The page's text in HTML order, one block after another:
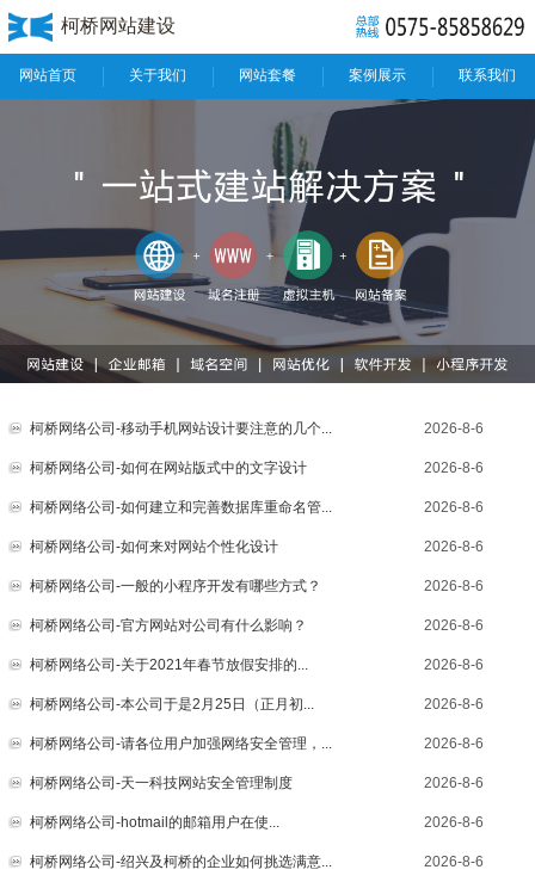
柯桥网站建设
网站首页 关于我们 网站套餐 案例展示 联系我们
柯桥网络公司-移动手机网站设计要注意的几个... 2026-8-6
柯桥网络公司-如何在网站版式中的文字设计 2026-8-6
柯桥网络公司-如何建立和完善数据库重命名管... 2026-8-6
柯桥网络公司-如何来对网站个性化设计 2026-8-6
柯桥网络公司-一般的小程序开发有哪些方式？ 2026-8-6
柯桥网络公司-官方网站对公司有什么影响？ 2026-8-6
柯桥网络公司-关于2021年春节放假安排的... 2026-8-6
柯桥网络公司-本公司于是2月25日（正月初... 2026-8-6
柯桥网络公司-请各位用户加强网络安全管理，... 2026-8-6
柯桥网络公司-天一科技网站安全管理制度 2026-8-6
柯桥网络公司-hotmail的邮箱用户在使... 2026-8-6
柯桥网络公司-绍兴及柯桥的企业如何挑选满意... 2026-8-6